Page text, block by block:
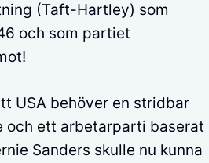
(Taft-Hartley) som
och som partiet
USA behöver en stridbar
och ett arbetarparti baserat
Sanders skulle nu kunna